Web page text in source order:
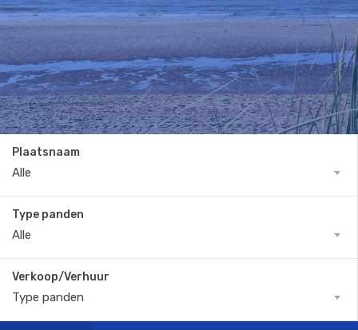
Plaatsnaam
Alle
Type panden
Alle
Verkoop/Verhuur
Type panden